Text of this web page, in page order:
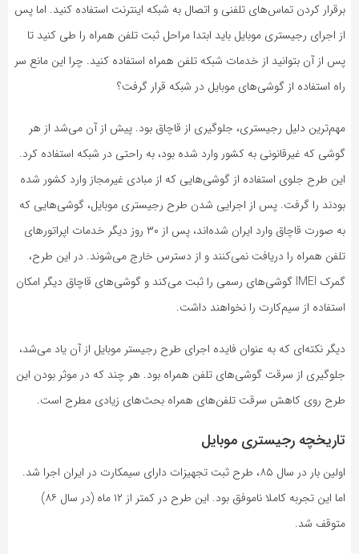
برقرار کردن تماس‌های تلفنی و اتصال به شبکه اینترنت استفاده کنید. اما پس
از اجرای رجیستری موبایل باید ابتدا مراحل ثبت تلفن همراه را طی کنید تا
پس از آن بتوانید از خدمات شبکه تلفن همراه استفاده کنید. چرا این مانع سر
راه استفاده از گوشی‌های موبایل در شبکه قرار گرفت؟
مهم‌ترین دلیل رجیستری، جلوگیری از قاچاق بود. پیش از آن می‌شد از هر
گوشی که غیرقانونی به کشور وارد شده بود، به راحتی در شبکه استفاده کرد.
این طرح جلوی استفاده از گوشی‌هایی که از مبادی غیرمجاز وارد کشور شده
بودند را گرفت. پس از اجرایی شدن طرح رجیستری موبایل، گوشی‌هایی که
به صورت قاچاق وارد ایران شده‌اند، پس از ۳۰ روز دیگر خدمات اپراتورهای
تلفن همراه را دریافت نمی‌کنند و از دسترس خارج می‌شوند. در این طرح،
گمرک IMEI گوشی‌های رسمی را ثبت می‌کند و گوشی‌های قاچاق دیگر امکان
استفاده از سیم‌کارت را نخواهند داشت.
دیگر نکته‌ای که به عنوان فایده اجرای طرح رجیستر موبایل از آن یاد می‌شد،
جلوگیری از سرقت گوشی‌های تلفن همراه بود. هر چند که در موثر بودن این
طرح روی کاهش سرقت تلفن‌های همراه بحث‌های زیادی مطرح است.
تاریخچه رجیستری موبایل
اولین بار در سال ۸۵، طرح ثبت تجهیزات دارای سیمکارت در ایران اجرا شد.
اما این تجربه کاملا ناموفق بود. این طرح در کمتر از ۱۲ ماه (در سال ۸۶)
متوقف شد.